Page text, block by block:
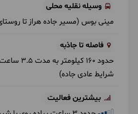
وسیله نقلیه محلی
مینی بوس (مسیر جاده هراز تا
فاصله تا جاذبه
حدود 160
شرایط عادی جاده)
بیشترین فعالیت